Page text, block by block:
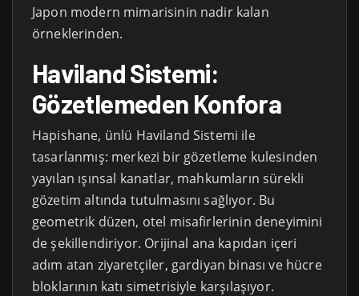
Japon modern mimarisinin nadir kalan
örneklerinden.
Haviland Sistemi:
Gözetlemeden Konfora
Hapishane, ünlü Haviland Sistemi ile
tasarlanmış: merkezi bir gözetleme kulesinden
yayılan ışınsal kanatlar, mahkumların sürekli
gözetim altında tutulmasını sağlıyor. Bu
geometrik düzen, otel misafirlerinin deneyimini
de şekillendiriyor. Orijinal ana kapıdan içeri
adım atan ziyaretçiler, gardiyan binası ve hücre
bloklarının katı simetrisiyle karşılaşıyor.